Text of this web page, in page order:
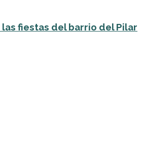
fiestas del barrio del Pilar